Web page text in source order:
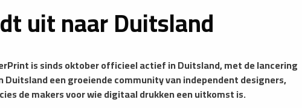
uit naar Duitsland
is sinds oktober officieel actief in Duitsland, met de lancering
een groeiende community van independent designers,
de makers voor wie digitaal drukken een uitkomst is.